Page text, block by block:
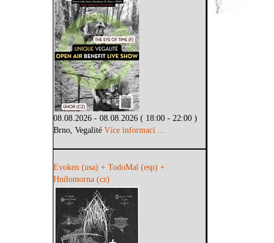
08.08.2026 - 08.08.2026 ( 18:00 - 22:00 )
Brno, VegalitéVíce informací ...
Evoken (usa) + TodoMal (esp) +
Hnilomorna (cz)